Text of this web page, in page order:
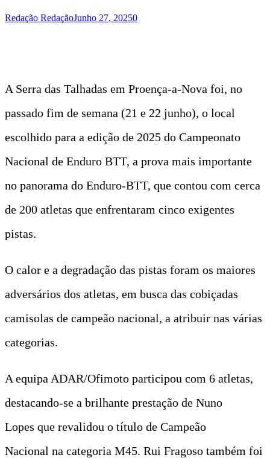
Redação RedaçãoJunho 27, 20250
A Serra das Talhadas em Proença-a-Nova foi, no
passado fim de semana (21 e 22 junho), o local
escolhido para a edição de 2025 do Campeonato
Nacional de Enduro BTT, a prova mais importante
no panorama do Enduro-BTT, que contou com cerca
de 200 atletas que enfrentaram cinco exigentes
pistas.
O calor e a degradação das pistas foram os maiores
adversários dos atletas, em busca das cobiçadas
camisolas de campeão nacional, a atribuir nas várias
categorias.
A equipa ADAR/Ofimoto participou com 6 atletas,
destacando-se a brilhante prestação de Nuno
Lopes que revalidou o título de Campeão
Nacional na categoria M45. Rui Fragoso também foi